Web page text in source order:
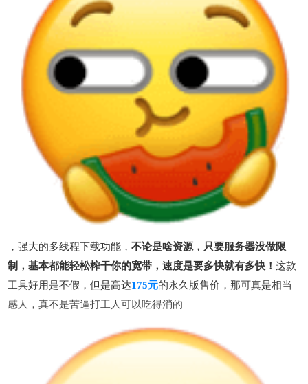
，强大的多线程下载功能，不论是啥资源，只要服务器没做限
制，基本都能轻松榨干你的宽带，速度是要多快就有多快！这款
工具好用是不假，但是高达175元的永久版售价，那可真是相当
感人，真不是苦逼打工人可以吃得消的